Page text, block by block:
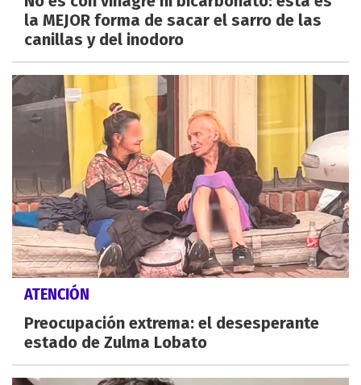
la MEJOR forma de sacar el sarro de las
canillas y del inodoro
ATENCIÓN
Preocupación extrema: el desesperante
estado de Zulma Lobato